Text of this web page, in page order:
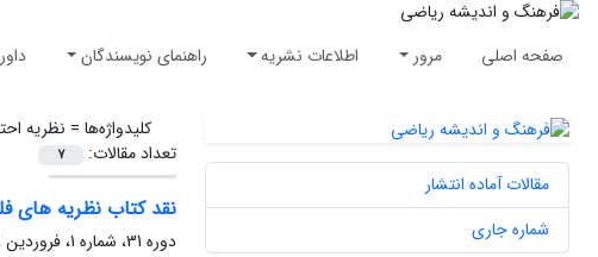
صفحه اصلی مرور اطلاعات نشریه راهنمای نویسندگان
کلیدواژه‌ها = نظریه
تعداد مقالات:
7
نقد کتاب نظریه های
دوره 31، شماره 1، فروردین 1391، صفحه
مقالات آماده انتشار
شماره جاری